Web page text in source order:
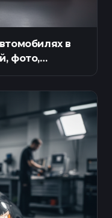
в
фото,